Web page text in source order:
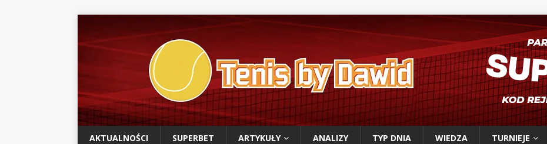
AKTUALNOŚCI SUPERBET ARTYKUŁY ANALIZY TYP DNIA WIEDZA TURNIEJE